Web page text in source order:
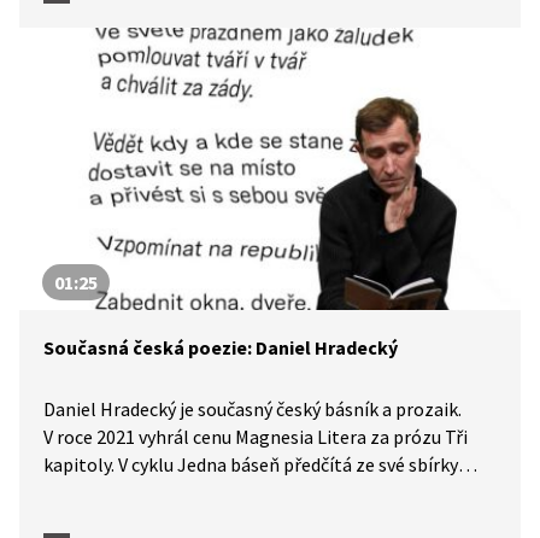
01:25
Současná česká poezie: Daniel Hradecký
Daniel Hradecký je současný český básník a prozaik.
V roce 2021 vyhrál cenu Magnesia Litera za prózu Tři
kapitoly. V cyklu Jedna báseň předčítá ze své sbírky